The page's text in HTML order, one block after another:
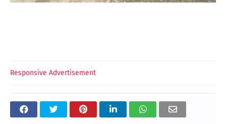
Responsive Advertisement